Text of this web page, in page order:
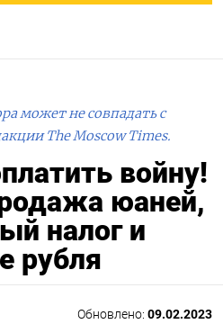
может не совпадать с
The Moscow Times.
войну!
юаней,
налог и
рубля
Обновлено: 09.02.2023